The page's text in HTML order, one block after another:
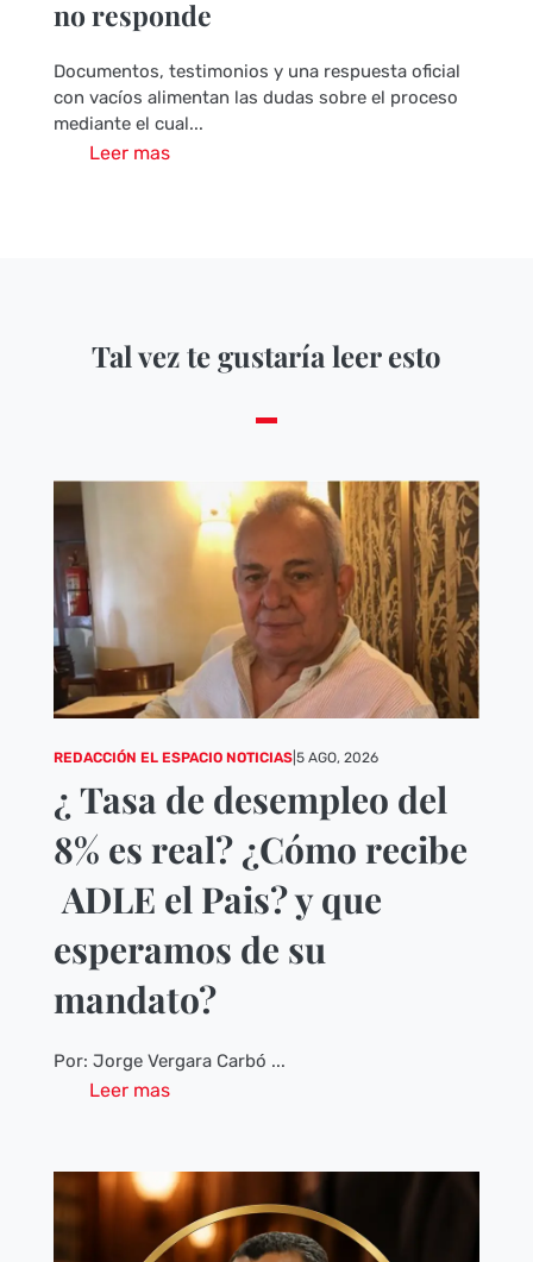
no responde
Documentos, testimonios y una respuesta oficial
con vacíos alimentan las dudas sobre el proceso
mediante el cual...
Leer mas
Tal vez te gustaría leer esto
REDACCIÓN EL ESPACIO NOTICIAS| 5 AGO, 2026
¿ Tasa de desempleo del
8% es real? ¿Cómo recibe
ADLE el Pais? y que
esperamos de su
mandato?
Por: Jorge Vergara Carbó ...
Leer mas